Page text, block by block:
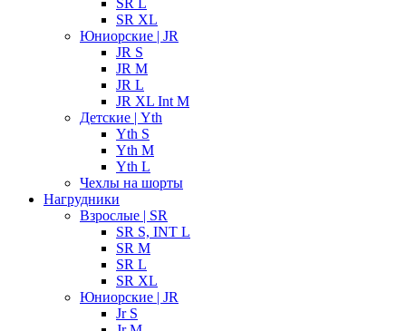
SR L
SR XL
Юниорские | JR
JR S
JR M
JR L
JR XL Int M
Детские | Yth
Yth S
Yth M
Yth L
Чехлы на шорты
Нагрудники
Взрослые | SR
SR S, INT L
SR M
SR L
SR XL
Юниорские | JR
Jr S